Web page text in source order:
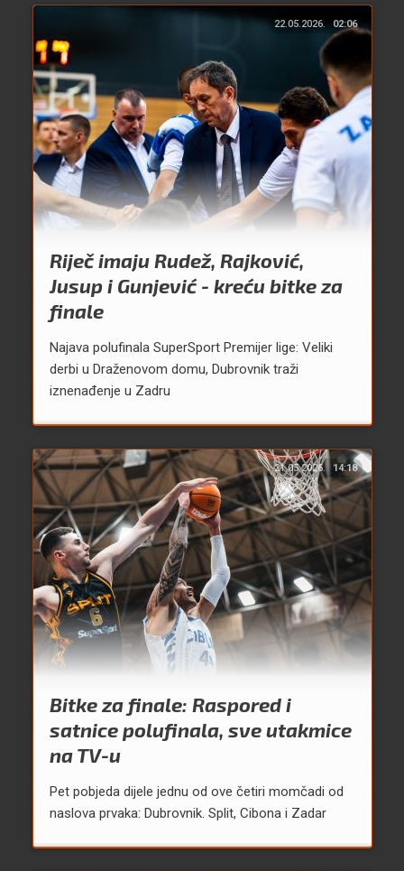
22.05.2026. 02:06
Riječ imaju Rudež, Rajković,
Jusup i Gunjević - kreću bitke za
finale
Najava polufinala SuperSport Premijer lige: Veliki
derbi u Draženovom domu, Dubrovnik traži
iznenađenje u Zadru
21.05.2026. 14:18
Bitke za finale: Raspored i
satnice polufinala, sve utakmice
na TV-u
Pet pobjeda dijele jednu od ove četiri momčadi od
naslova prvaka: Dubrovnik. Split, Cibona i Zadar